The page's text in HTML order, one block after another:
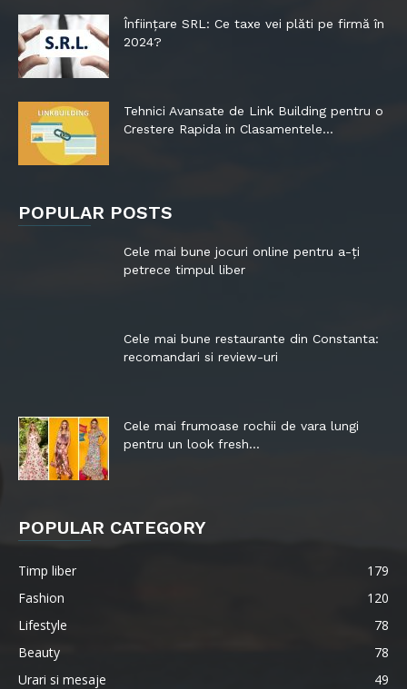
Înființare SRL: Ce taxe vei plăti pe firmă în
2024?
Tehnici Avansate de Link Building pentru o
Crestere Rapida in Clasamentele...
POPULAR POSTS
Cele mai bune jocuri online pentru a-ți
petrece timpul liber
Cele mai bune restaurante din Constanta:
recomandari si review-uri
Cele mai frumoase rochii de vara lungi
pentru un look fresh...
POPULAR CATEGORY
Timp liber
179
Fashion
120
Lifestyle
78
Beauty
78
Urari si mesaje
49